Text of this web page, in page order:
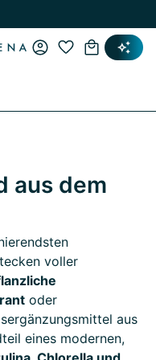
aus dem
voller
oder
aus
eines modernen,